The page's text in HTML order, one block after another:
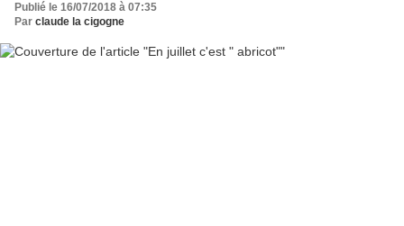
Publié le 16/07/2018 à 07:35
Par claude la cigogne